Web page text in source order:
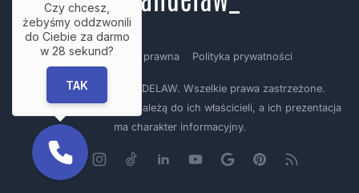
Regulamin Nota prawna Polityka prywatności
Copyright © by BRANDELAW. Wszelkie prawa zastrzeżone.
Prezentowane logotypy należą do ich właścicieli, a ich prezentacja
ma charakter informacyjny.
Czy chcesz,
żebyśmy oddzwonili
do Ciebie za darmo
w 28 sekund?
TAK